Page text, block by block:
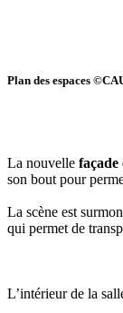
Plan des espaces
La nouvelle façade
son bout pour
La scène est
qui permet de
L’intérieur de la